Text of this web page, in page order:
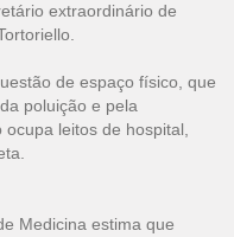
extraordinário de
de espaço físico, que
poluição e pela
leitos de hospital,
Medicina estima que